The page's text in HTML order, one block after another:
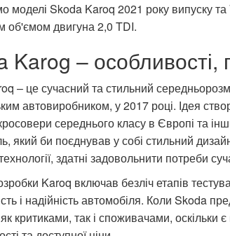
моделі Skoda Karoq 2021 року випуску
об'ємом двигуна 2,0 TDI.
Karog – особливості,
– це сучасний та стильний
автовиробником, у 2017 році. Ідея
середнього класу в Європі та
який би поєднував у собі стильний
здатні задовольнити потреби
Karoq включав безліч етапів
і надійність автомобіля. Коли Skoda
критиками, так і споживачами,